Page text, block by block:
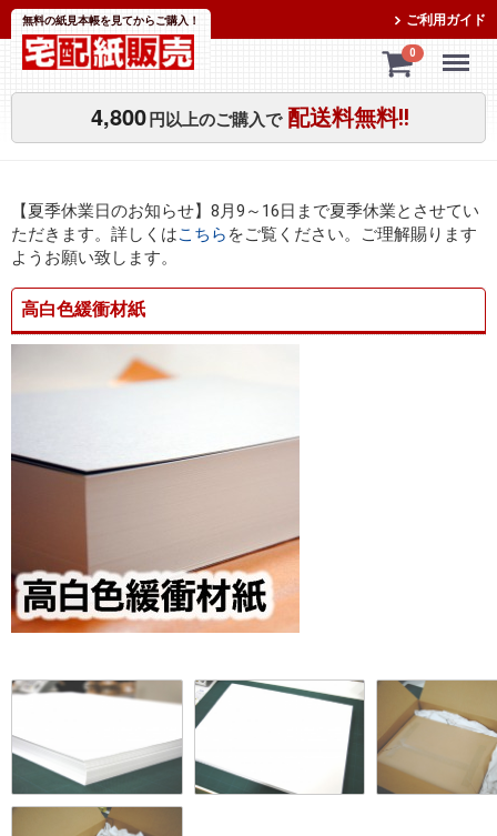
ご利用ガイド
無料の紙見本帳を見てからご購入！
0
4,800 円以上のご購入で 配送料無料!!
Menu
【夏季休業日のお知らせ】8月9～16日まで夏季休業とさせてい
ただきます。詳しくはこちら をご覧ください。ご理解賜ります
ようお願い致します。
高白色緩衝材紙